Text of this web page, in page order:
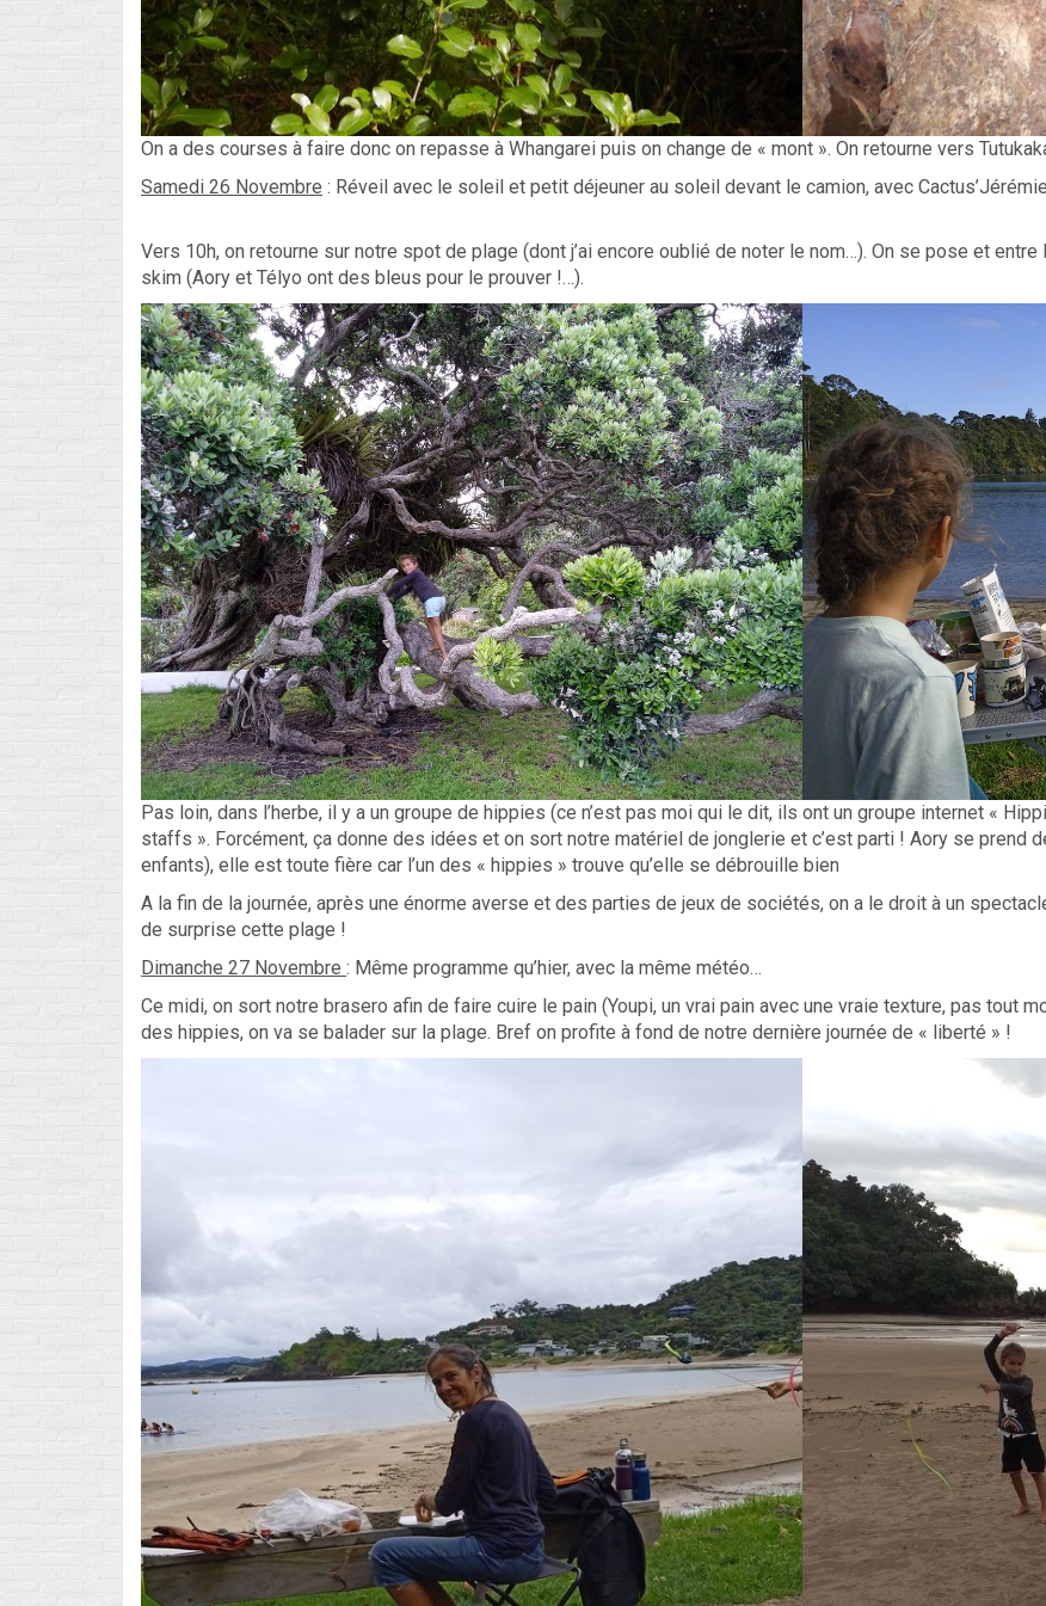
On a des courses à faire donc on repasse à Whangarei puis on change de « mont ». On retourne vers
Samedi 26 Novembre : Réveil avec le soleil et petit déjeuner au soleil devant le camion, avec
Vers 10h, on retourne sur notre spot de plage (dont j’ai encore oublié de noter le nom…). On se pose et
skim (Aory et Télyo ont des bleus pour le prouver !…).
Pas loin, dans l’herbe, il y a un groupe de hippies (ce n’est pas moi qui le dit, ils ont un groupe internet «
staffs ». Forcément, ça donne des idées et on sort notre matériel de jonglerie et c’est parti ! Aory se
enfants), elle est toute fière car l’un des « hippies » trouve qu’elle se débrouille bien
A la fin de la journée, après une énorme averse et des parties de jeux de sociétés, on a le droit à un
de surprise cette plage !
Dimanche 27 Novembre : Même programme qu’hier, avec la même météo…
Ce midi, on sort notre brasero afin de faire cuire le pain (Youpi, un vrai pain avec une vraie texture, pas tout
des hippies, on va se balader sur la plage. Bref on profite à fond de notre dernière journée de « liberté » !